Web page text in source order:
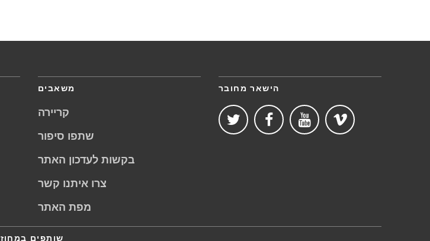
משאבים
קריירה
שתפו סיפור
בקשות לעדכון האתר
צרו איתנו קשר
מפת האתר
הישאר מחובר
שותפים במחוז